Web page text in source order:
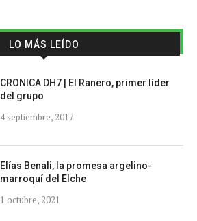
LO MÁS LEÍDO
CRONICA DH7 | El Ranero, primer líder
del grupo
4 septiembre, 2017
Elías Benali, la promesa argelino-
marroquí del Elche
1 octubre, 2021